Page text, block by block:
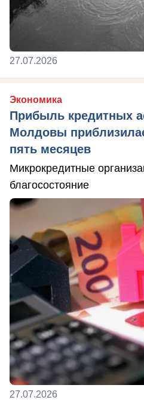
27.07.2026
Экономика
Прибыль кредитных
Молдовы
пять месяцев
Микрокредитные
благосостояние
27.07.2026